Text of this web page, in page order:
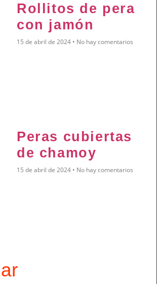
Rollitos de pera
con jamón
15 de abril de 2024 No hay comentarios
Peras cubiertas
de chamoy
15 de abril de 2024 No hay comentarios